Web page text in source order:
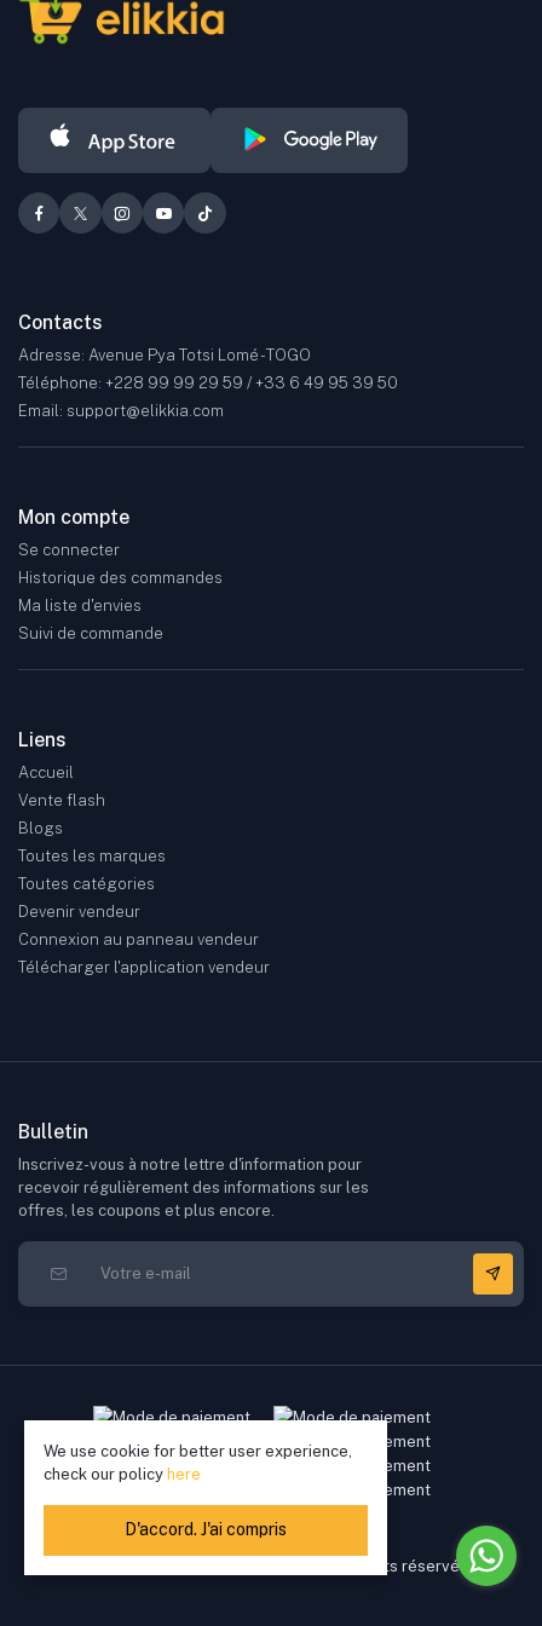
ainsi que bien d'autres secteurs.
Contacts
Adresse: Avenue Pya Totsi Lomé - TOGO
Téléphone: +228 99 99 29 59 / +33 6 49 95 39 50
Email: support@elikkia.com
Mon compte
Se connecter
Historique des commandes
Ma liste d'envies
Suivi de commande
Liens
Accueil
Vente flash
Blogs
Toutes les marques
Toutes catégories
Devenir vendeur
Connexion au panneau vendeur
Télécharger l'application vendeur
Bulletin
Inscrivez-vous à notre lettre d'information pour
recevoir régulièrement des informations sur les
offres, les coupons et plus encore.
Copyright © 2022 - 2026 Elikkia. Tous droits réservés
We use cookie for better user experience,
check our policy here
D'accord. J'ai compris